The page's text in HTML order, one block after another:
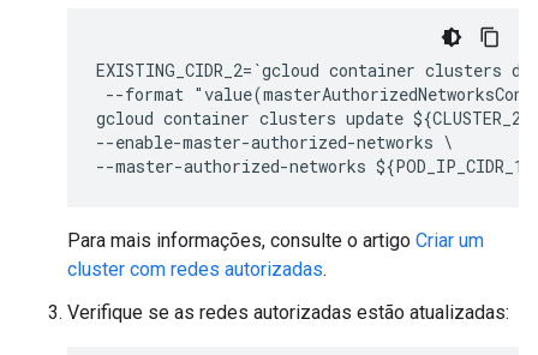
EXISTING_CIDR_2=`gcloud container clusters
--format
gcloud container clusters update
--enable-master-authorized-networks \
Para mais informações, consulte o artigo Criar um
cluster com redes autorizadas.
Verifique se as redes autorizadas estão atualizadas: